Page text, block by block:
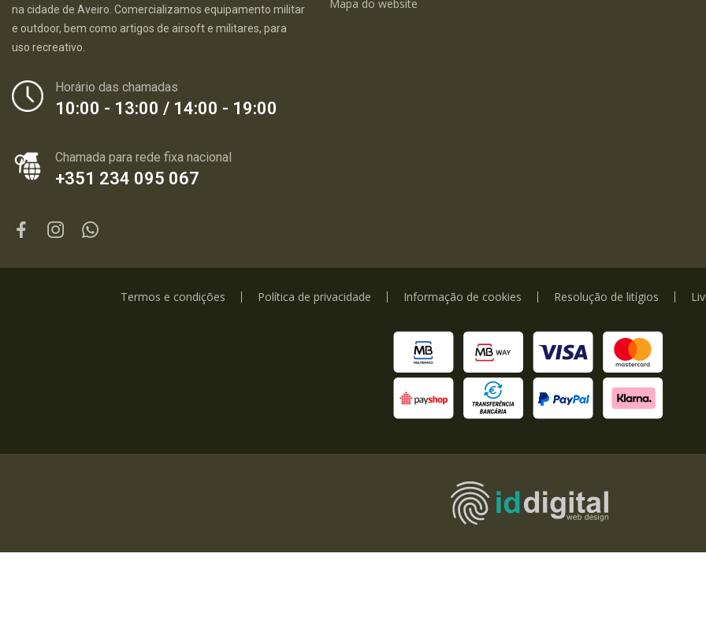
na cidade de Aveiro. Comercializamos equipamento militar
e outdoor, bem como artigos de airsoft e militares, para
uso recreativo.
Horário das chamadas
10:00 - 13:00 / 14:00 - 19:00
Chamada para rede fixa nacional
+351 234 095 067
Mapa do website
Termos e condições Política de privacidade Informação de cookies Resolução de litígios